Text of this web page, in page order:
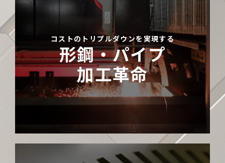
コストのトリプルダウンを実現する
形鋼・パイプ
加工革命